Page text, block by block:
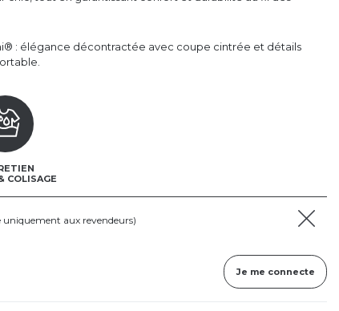
: élégance décontractée avec coupe cintrée et détails
COLISAGE
uniquement aux revendeurs)
Je me connecte